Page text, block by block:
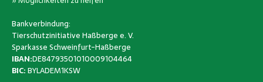
Bankverbindung:
Tierschutzinitiative Haßberge e. V.
Sparkasse Schweinfurt-Haßberge
IBAN:DE84793501010009104464
BIC:BYLADEM1KSW